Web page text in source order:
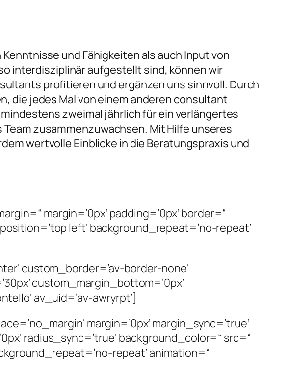
und Fähigkeiten als auch Input von
interdisziplinär aufgestellt sind, können wir
profitieren und ergänzen uns sinnvoll. Durch
die jedes Mal von einem anderen consultant
zweimal jährlich für ein verlängertes
zusammenzuwachsen. Mit Hilfe unseres
wertvolle Einblicke in die Beratungspraxis und
margin=’0px‘ padding=’0px‘ border=“
left‘ background_repeat=’no-repeat‘
custom_border=’av-border-none‘
custom_margin_bottom=’0px‘
av_uid=’av-awryrpt‘]
margin=’0px‘ margin_sync=’true‘
radius_sync=’true‘ background_color=“ src=“
repeat‘ animation=“